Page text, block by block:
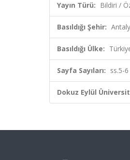
Yayın Türü: Bildiri /
Basıldığı Şehir:
Basıldığı Ülke:
Sayfa Sayıları: ss.5-6
Dokuz Eylül